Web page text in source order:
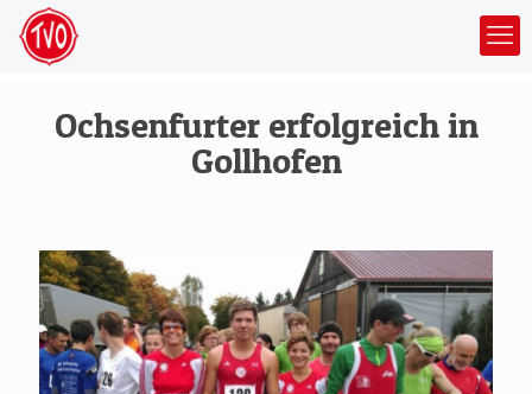
Ochsenfurter erfolgreich in
Gollhofen